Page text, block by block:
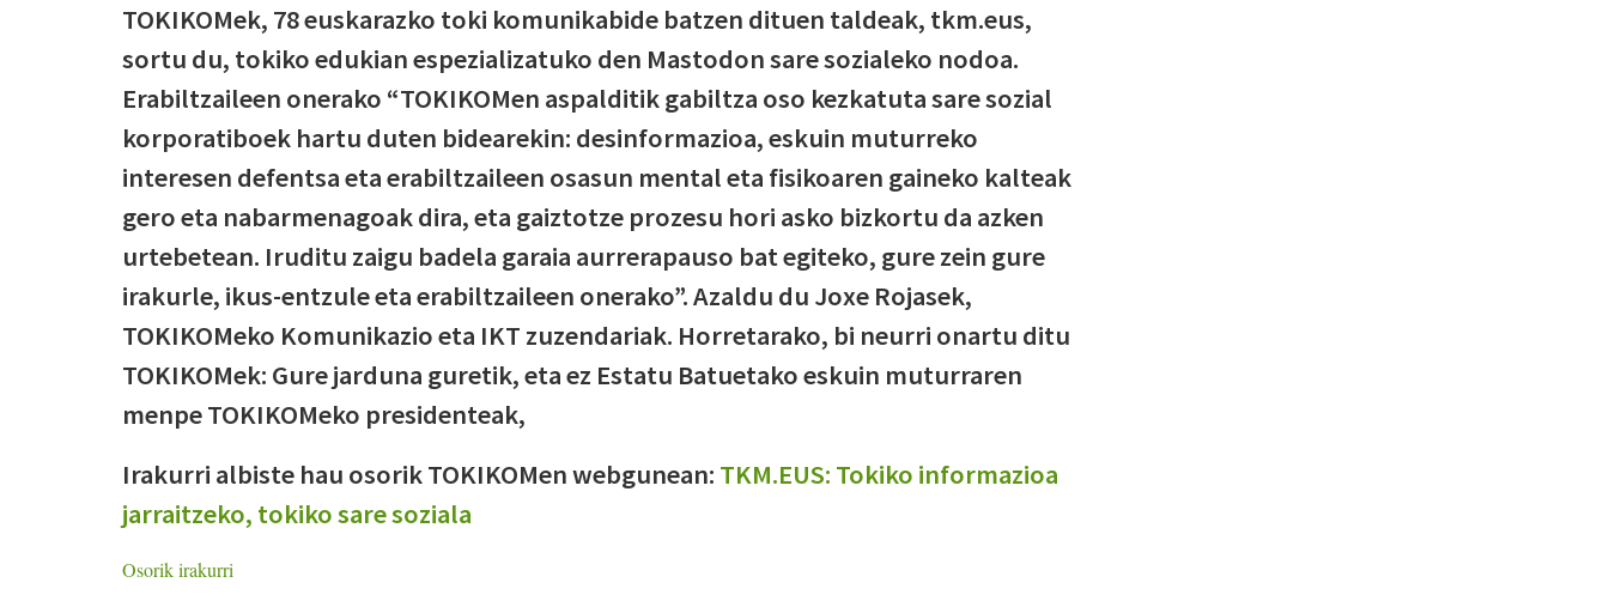
TOKIKOMek, 78 euskarazko toki komunikabide batzen dituen taldeak, tkm.eus,
sortu du, tokiko edukian espezializatuko den Mastodon sare sozialeko nodoa.
Erabiltzaileen onerako “TOKIKOMen aspalditik gabiltza oso kezkatuta sare sozial
korporatiboek hartu duten bidearekin: desinformazioa, eskuin muturreko
interesen defentsa eta erabiltzaileen osasun mental eta fisikoaren gaineko kalteak
gero eta nabarmenagoak dira, eta gaiztotze prozesu hori asko bizkortu da azken
urtebetean. Iruditu zaigu badela garaia aurrerapauso bat egiteko, gure zein gure
irakurle, ikus-entzule eta erabiltzaileen onerako”. Azaldu du Joxe Rojasek,
TOKIKOMeko Komunikazio eta IKT zuzendariak. Horretarako, bi neurri onartu ditu
TOKIKOMek: Gure jarduna guretik, eta ez Estatu Batuetako eskuin muturraren
menpe TOKIKOMeko presidenteak,
Irakurri albiste hau osorik TOKIKOMen webgunean: TKM.EUS: Tokiko informazioa
jarraitzeko, tokiko sare soziala
Osorik irakurri